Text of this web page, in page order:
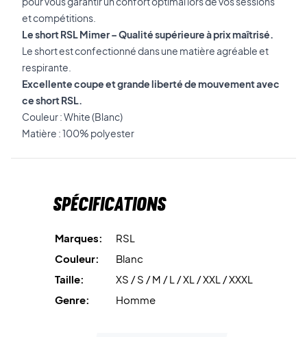
et compétitions.
Le short RSL Mimer – Qualité supérieure à prix maîtrisé.
Le short est confectionné dans une matière agréable et
respirante.
Excellente coupe et grande liberté de mouvement avec
ce short RSL.
Couleur : White (Blanc)
Matière : 100% polyester
Spécifications
Marques:
RSL
Couleur:
Blanc
Taille:
XS / S / M / L / XL / XXL / XXXL
Genre:
Homme